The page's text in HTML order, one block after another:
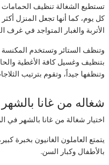
تستطيع الشغالة تنظيف الحمامات
كل يوم، كما أنها تجعل المنزل
الأتربة والغبار المتواجد في غرف
وتنظف الستائر وتستخدم المكنسة
بتنظيف وغسيل كافة الأغطية
وتنظفها جيداً، وتقوم بترتيب
شغاله من غانا
اختيار شغالة من غانا بالشهر في
يتمتع العاملون الغانيون بخبرة
بالأطفال وكبار السن.